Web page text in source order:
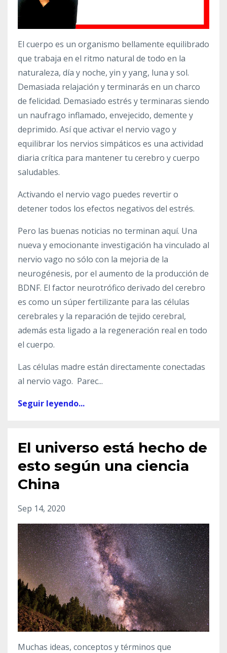
El cuerpo es un organismo bellamente equilibrado
que trabaja en el ritmo natural de todo en la
naturaleza, día y noche, yin y yang, luna y sol.
Demasiada relajación y terminarás en un charco
de felicidad. Demasiado estrés y terminaras siendo
un naufrago inflamado, envejecido, demente y
deprimido. Así que activar el nervio vago y
equilibrar los nervios simpáticos es una actividad
diaria crítica para mantener tu cerebro y cuerpo
saludables.
Activando el nervio vago puedes revertir o
detener todos los efectos negativos del estrés.
Pero las buenas noticias no terminan aquí. Una
nueva y emocionante investigación ha vinculado al
nervio vago no sólo con la mejoria de la
neurogénesis, por el aumento de la producción de
BDNF. El factor neurotrófico derivado del cerebro
es como un súper fertilizante para las células
cerebrales y la reparación de tejido cerebral,
además esta ligado a la regeneración real en todo
el cuerpo.
Las células madre están directamente conectadas
al nervio vago. Parec...
Seguir leyendo...
El universo está hecho de
esto según una ciencia
China
Sep 14, 2020
Muchas ideas, conceptos y términos que